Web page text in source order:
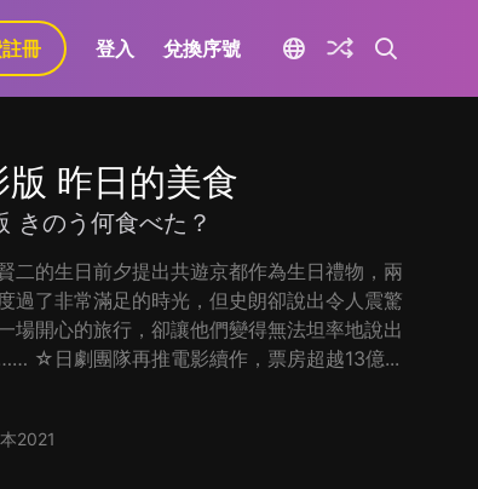
冊 登入 兌換序號
版 昨日的美食
きのう何食べた？
二的生日前夕提出共遊京都作為生日禮物，兩
過了非常滿足的時光，但史朗卻說出令人震驚
場開心的旅行，卻讓他們變得無法坦率地說出
☆日劇團隊再推電影續作，票房超越13億...
2021